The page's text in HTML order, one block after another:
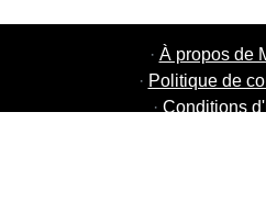
· À propos de
· Politique de
· Conditions